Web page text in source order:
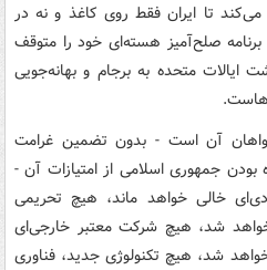
تا ایران فقط روی کاغذ و نه در
برنامه صلح‌آمیز هسته‌ای خود را متوقف
ایالات متحده به برجام و بهانه‌جویی
خواهان آن است - بدون تضمین غرامت
جمهوری اسلامی از امتیازات آن -
خالی خواهد ماند، هیچ تحریمی
شد، هیچ شرکت معتبر خارجی‌ای
شد، هیچ تکنولوژی جدید، فناوری‌